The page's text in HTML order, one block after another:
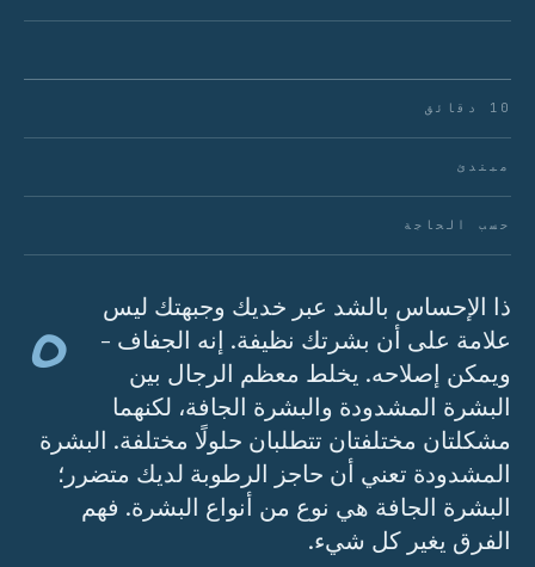
10 دقائق
مبتدئ
حسب الحاجة
ه
ذا الإحساس بالشد عبر خديك وجبهتك ليس
علامة على أن بشرتك نظيفة. إنه الجفاف -
ويمكن إصلاحه. يخلط معظم الرجال بين
البشرة المشدودة والبشرة الجافة، لكنهما
مشكلتان مختلفتان تتطلبان حلولًا مختلفة. البشرة
المشدودة تعني أن حاجز الرطوبة لديك متضرر؛
البشرة الجافة هي نوع من أنواع البشرة. فهم
الفرق يغير كل شيء.